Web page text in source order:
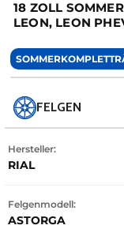
18 ZOLL
LEON, LEON
FELGEN
Hersteller:
RIAL
Felgenmodell:
ASTORGA